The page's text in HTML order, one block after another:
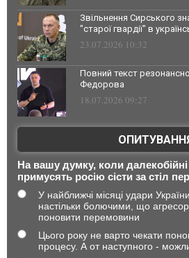
Звільнення Сирського
"старої гвардії" в
23.07.2026 10:32
Повний текст
Федорова
18.07.2026 09:27
На вашу думку, коли далекобійні
примусять росію сісти за стіл
У найближчі місяці удари
настільки болючими, що
поновити перемовини
Цього року не варто чекати
процесу. А от наступного -